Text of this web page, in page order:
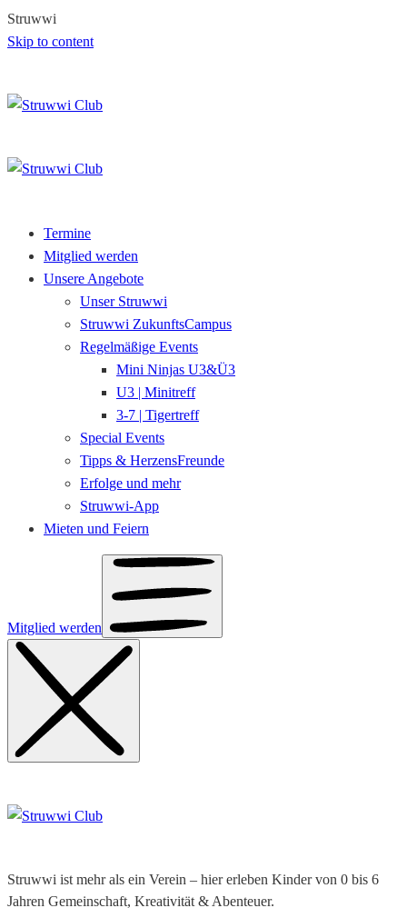
Struwwi
Skip to content
Termine
Mitglied werden
Unsere Angebote
Unser Struwwi
Struwwi ZukunftsCampus
Regelmäßige Events
Mini Ninjas U3&Ü3
U3 | Minitreff
3-7 | Tigertreff
Special Events
Tipps & HerzensFreunde
Erfolge und mehr
Struwwi-App
Mieten und Feiern
Mitglied werden
Struwwi ist mehr als ein Verein – hier erleben Kinder von 0 bis 6
Jahren Gemeinschaft, Kreativität & Abenteuer.